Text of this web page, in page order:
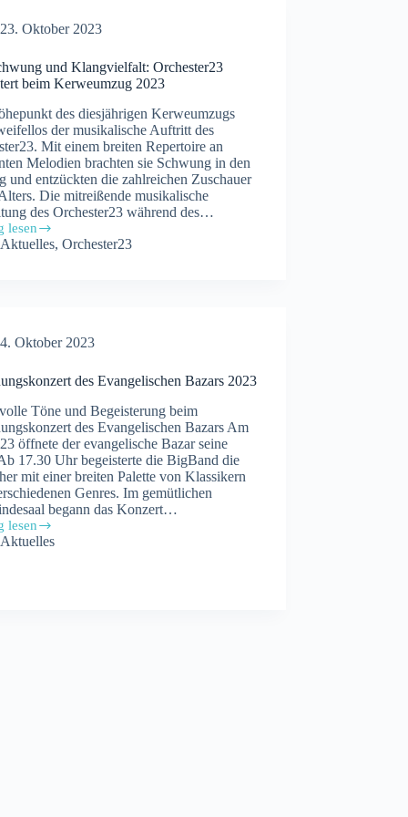
23. Oktober 2023
und Klangvielfalt: Orchester23
beim Kerweumzug 2023
des diesjährigen Kerweumzugs
der musikalische Auftritt des
Mit einem breiten Repertoire an
Melodien brachten sie Schwung in den
und entzückten die zahlreichen Zuschauer
Die mitreißende musikalische
des Orchester23 während des…
lesen
Aktuelles,Orchester23
4. Oktober 2023
des Evangelischen Bazars 2023
Töne und Begeisterung beim
des Evangelischen Bazars Am
öffnete der evangelische Bazar seine
17.30 Uhr begeisterte die BigBand die
mit einer breiten Palette von Klassikern
Genres. Im gemütlichen
begann das Konzert…
lesen
Aktuelles